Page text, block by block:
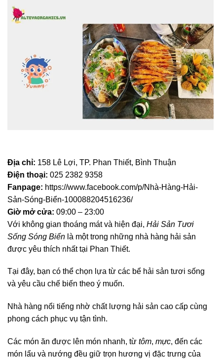
Địa chỉ: 158 Lê Lợi, TP. Phan Thiết, Bình Thuận
Điện thoại: 025 2382 9358
Fanpage: https://www.facebook.com/p/Nhà-Hàng-Hải-
Sản-Sóng-Biển-100088204516236/
Giờ mở cửa: 09:00 – 23:00
Với không gian thoáng mát và hiện đại, Hải Sản Tươi
Sống Sóng Biển là một trong những nhà hàng hải sản
được yêu thích nhất tại Phan Thiết.
Tại đây, bạn có thể chọn lựa từ các bể hải sản tươi sống
và yêu cầu chế biến theo ý muốn.
Nhà hàng nổi tiếng nhờ chất lượng hải sản cao cấp cùng
phong cách phục vụ tận tình.
Các món ăn được lên món nhanh, từ tôm, mực, đến các
món lẩu và nướng đều giữ trọn hương vị đặc trưng của